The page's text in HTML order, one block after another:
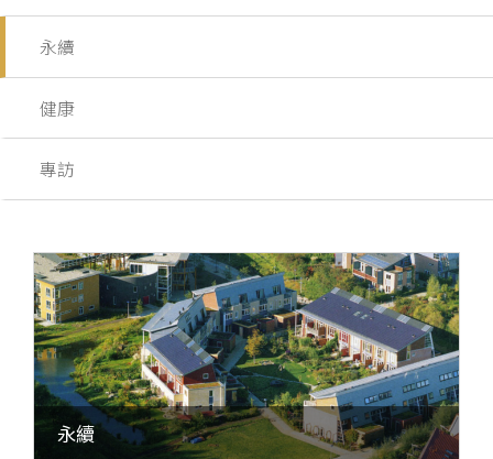
永續
健康
專訪
永續